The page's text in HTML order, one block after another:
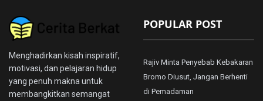
Menghadirkan kisah inspiratif,
motivasi, dan pelajaran hidup
yang penuh makna untuk
membangkitkan semangat
POPULAR POST
Rajiv Minta Penyebab Kebakaran
Bromo Diusut, Jangan Berhenti
di Pemadaman